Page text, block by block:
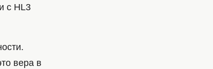
с HL3
вера в